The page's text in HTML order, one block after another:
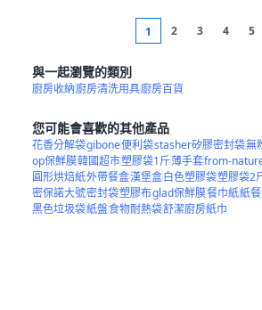
1 2 3 4 5
與一起瀏覽的類別
廚房收納廚房清洗用具廚房百貨
您可能會喜歡的其他產品
花香分解袋gibone便利袋stasher矽膠密封袋無
op保鮮膜韓國超市塑膠袋1斤薄手套from-
圓形烘焙紙外帶餐盒漢堡盒白色塑膠袋塑膠袋2
密保諾大號密封袋塑膠布glad保鮮膜餐巾紙紙
黑色垃圾袋紙盤食物耐熱袋舒潔廚房紙巾